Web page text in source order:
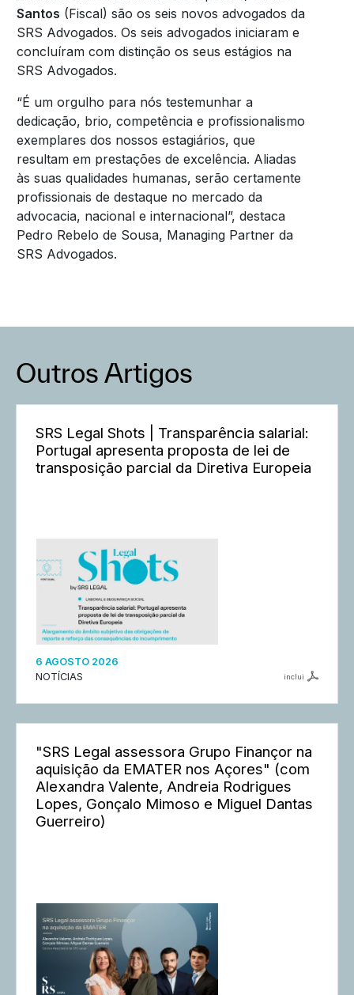
Santos (Fiscal) são os seis novos advogados da
SRS Advogados. Os seis advogados iniciaram e
concluíram com distinção os seus estágios na
SRS Advogados.
“É um orgulho para nós testemunhar a
dedicação, brio, competência e profissionalismo
exemplares dos nossos estagiários, que
resultam em prestações de excelência. Aliadas
às suas qualidades humanas, serão certamente
profissionais de destaque no mercado da
advocacia, nacional e internacional”, destaca
Pedro Rebelo de Sousa, Managing Partner da
SRS Advogados.
Outros Artigos
SRS Legal Shots | Transparência salarial:
Portugal apresenta proposta de lei de
transposição parcial da Diretiva Europeia
6 AGOSTO 2026
NOTÍCIAS
inclui
"SRS Legal assessora Grupo Finançor na
aquisição da EMATER nos Açores" (com
Alexandra Valente, Andreia Rodrigues
Lopes, Gonçalo Mimoso e Miguel Dantas
Guerreiro)